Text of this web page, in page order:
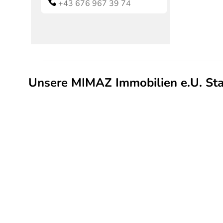
+43 676 967 39 74
Unsere MIMAZ Immobilien e.U.